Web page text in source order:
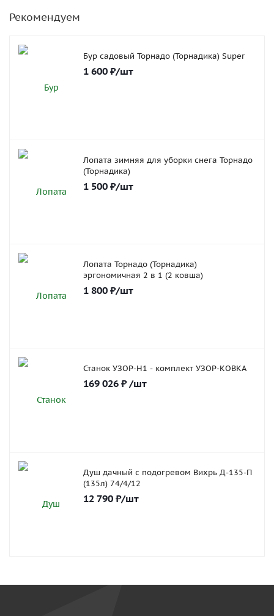
Рекомендуем
Бур садовый Торнадо (Торнадика) Super
1 600 ₽/шт
Лопата зимняя для уборки снега Торнадо
(Торнадика)
1 500 ₽/шт
Лопата Торнадо (Торнадика)
эргономичная 2 в 1 (2 ковша)
1 800 ₽/шт
Станок УЗОР-Н1 - комплект УЗОР-КОВКА
169 026 ₽ /шт
Душ дачный с подогревом Вихрь Д-135-П
(135л) 74/4/12
12 790 ₽/шт